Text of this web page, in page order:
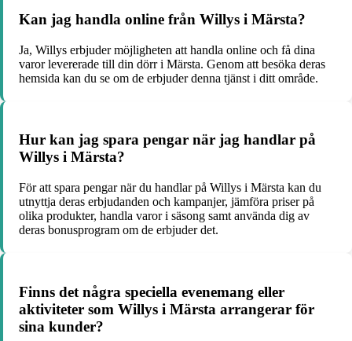
Kan jag handla online från Willys i Märsta?
Ja, Willys erbjuder möjligheten att handla online och få dina
varor levererade till din dörr i Märsta. Genom att besöka deras
hemsida kan du se om de erbjuder denna tjänst i ditt område.
Hur kan jag spara pengar när jag handlar på
Willys i Märsta?
För att spara pengar när du handlar på Willys i Märsta kan du
utnyttja deras erbjudanden och kampanjer, jämföra priser på
olika produkter, handla varor i säsong samt använda dig av
deras bonusprogram om de erbjuder det.
Finns det några speciella evenemang eller
aktiviteter som Willys i Märsta arrangerar för
sina kunder?